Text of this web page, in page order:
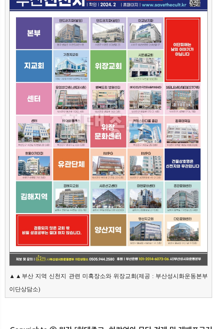
▲▲부산 지역 신천지 관련 미혹장소와 위장교회(제공 : 부산성시화운동본부
이단상담소)